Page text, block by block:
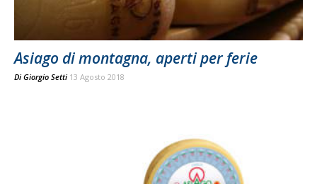
Asiago di montagna, aperti per ferie
Di Giorgio Setti 13 Agosto 2018